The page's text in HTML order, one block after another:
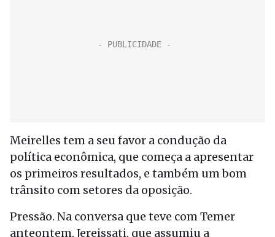
Meirelles tem a seu favor a condução da
política econômica, que começa a apresentar
os primeiros resultados, e também um bom
trânsito com setores da oposição.
Pressão. Na conversa que teve com Temer
anteontem, Jereissati, que assumiu a